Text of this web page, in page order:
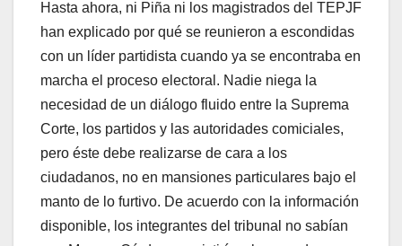
Hasta ahora, ni Piña ni los magistrados del TEPJF
han explicado por qué se reunieron a escondidas
con un líder partidista cuando ya se encontraba en
marcha el proceso electoral. Nadie niega la
necesidad de un diálogo fluido entre la Suprema
Corte, los partidos y las autoridades comiciales,
pero éste debe realizarse de cara a los
ciudadanos, no en mansiones particulares bajo el
manto de lo furtivo. De acuerdo con la información
disponible, los integrantes del tribunal no sabían